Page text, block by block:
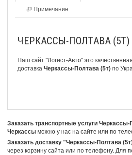
Примечание
ЧЕРКАССЫ-ПОЛТАВА (5Т)
Наш сайт "Логист-Авто" это
доставка Черкассы-Полтава (5т) по
Заказать транспортные услуги Черкассы-
Черкассы можно у нас на сайте или по
Заказать доставку "Черкассы-Полтава
через корзину сайта или по телефону. Для